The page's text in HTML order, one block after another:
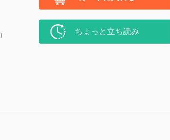
ちょっと立ち読み